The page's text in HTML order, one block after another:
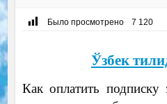
Было просмотрено 7 120
Ўзбек
Как оплатить